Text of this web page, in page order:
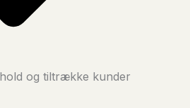
og tiltrække kunder